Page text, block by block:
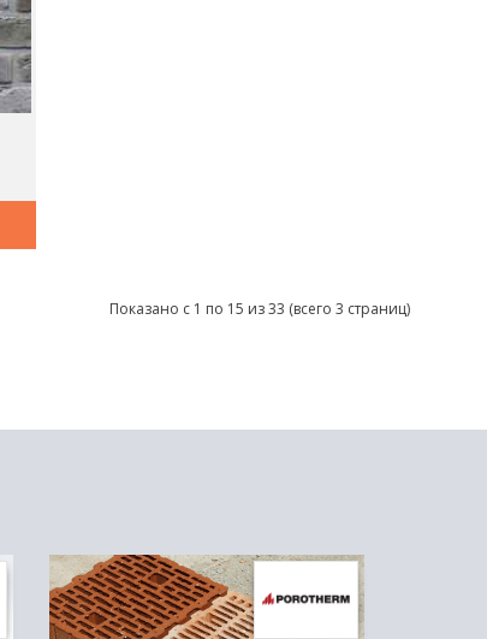
Показано с 1 по 15 из 33 (всего 3 страниц)